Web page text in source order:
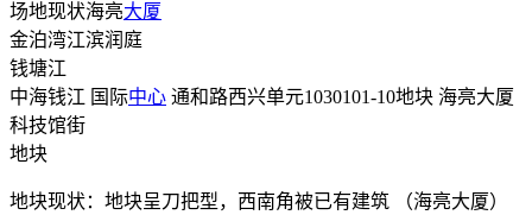
场地现状海亮大厦
金泊湾江滨润庭
钱塘江
中海钱江 国际中心 通和路西兴单元1030101-10地块 海亮大厦
科技馆街
地块
地块现状：地块呈刀把型，西南角被已有建筑 （海亮大厦）